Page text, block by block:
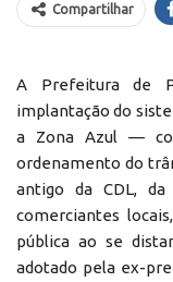
Compartilhar
A Prefeitura de
implantação do
a Zona Azul —
ordenamento do
antigo da CDL, da
comerciantes
pública ao se
adotado pela ex-